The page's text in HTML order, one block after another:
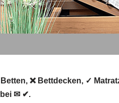
❌ Bettdecken, ✓
✉ ✔.